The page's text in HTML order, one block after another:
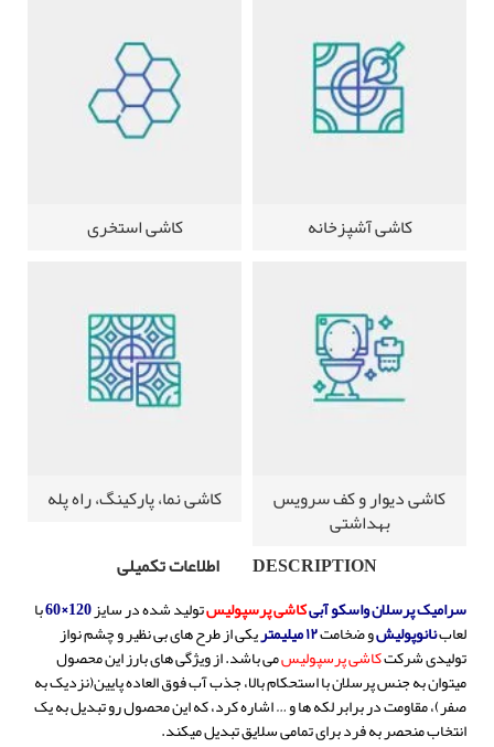
کاشی آشپزخانه کاشی استخری
کاشی دیوار و کف سرویس
بهداشتی
کاشی نما، پارکینگ، راه پله
DESCRIPTION
اطلاعات تکمیلی
سرامیک پرسلان واسکو آبیکاشی پرسپولیستولید شده در سایز با
لعابنانوپولیشو ضخامت۱۲ میلیمتر یکی از طرح های بی نظیر و چشم نواز
تولیدی شرکتکاشیپرسپولیسمی باشد. از ویژگی های بارز این محصول
میتوان به جنس پرسلان با استحکام بالا، جذب آب فوق العاده پایین(نزدیک به
صفر)، مقاومت در برابر لکه ها و … اشاره کرد، که این محصول رو تبدیل به یک
انتخاب منحصر به فرد برای تمامی سلایق تبدیل میکند.